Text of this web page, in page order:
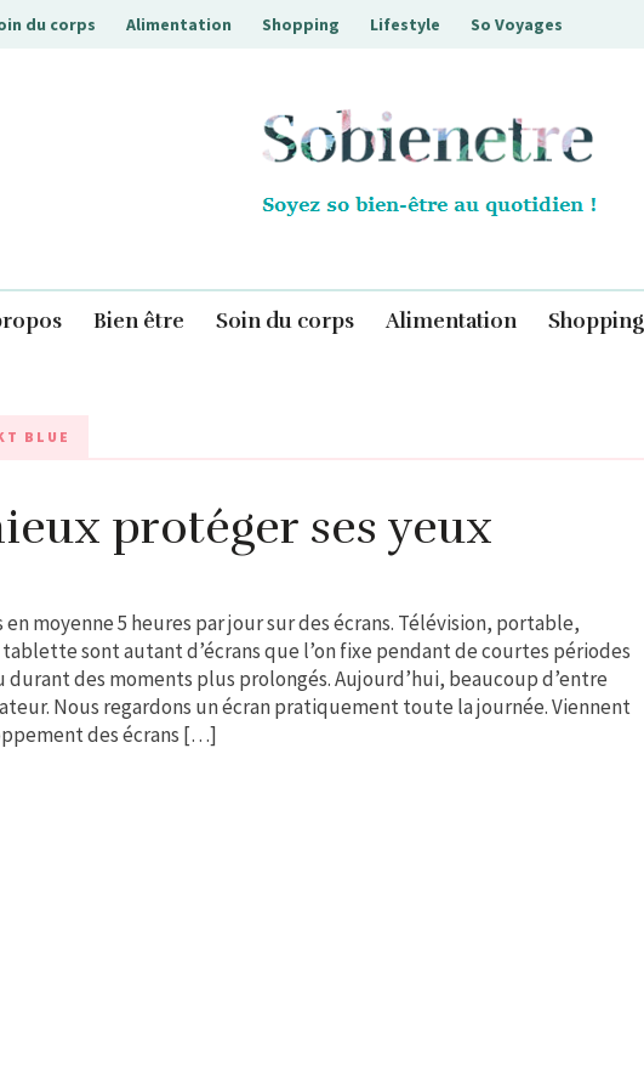
du corps Alimentation Shopping Lifestyle So Voyages
Bien être Soin du corps Alimentation Shopping
BLUE
protéger ses yeux
en moyenne 5 heures par jour sur des écrans. Télévision, portable,
sont autant d’écrans que l’on fixe pendant de courtes périodes
durant des moments plus prolongés. Aujourd’hui, beaucoup d’entre
Nous regardons un écran pratiquement toute la journée. Viennent
des écrans […]